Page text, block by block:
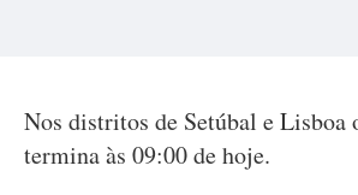
Nos distritos de Setúbal e Lisboa
termina às 09:00 de hoje.